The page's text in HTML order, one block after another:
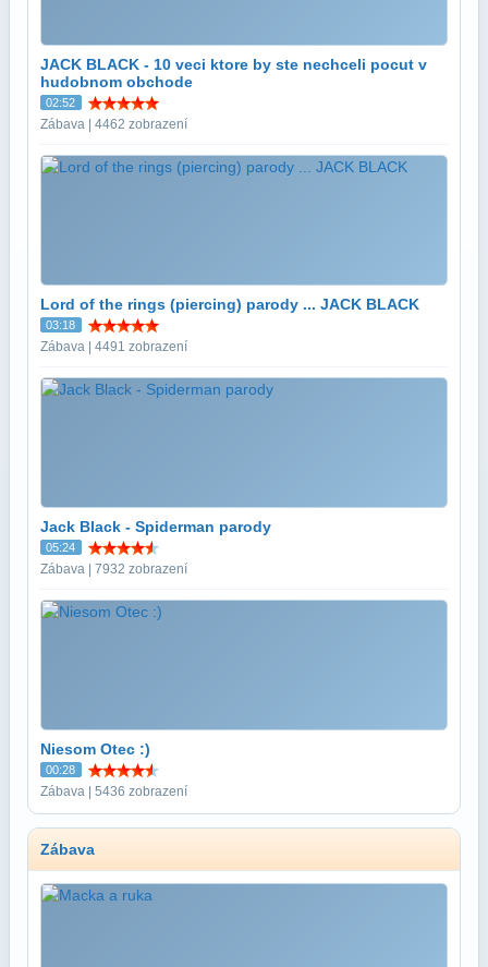
JACK BLACK - 10 veci ktore by ste nechceli pocut v
hudobnom obchode
02:52
Zábava | 4462 zobrazení
Lord of the rings (piercing) parody ... JACK BLACK
03:18
Zábava | 4491 zobrazení
Jack Black - Spiderman parody
05:24
Zábava | 7932 zobrazení
Niesom Otec :)
00:28
Zábava | 5436 zobrazení
Zábava